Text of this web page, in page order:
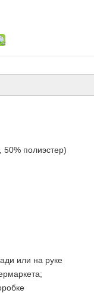
50% полиэстер)
или на руке